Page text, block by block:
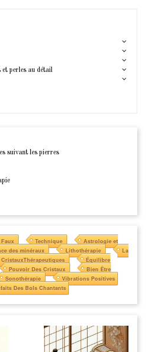
perles au détail
suivant les pierres
Technique
Astrologie et
des minéraux Lithothérapie
La
CristauxThérapeutiques
Équilibre
Pouvoir Des Cristaux
Bien Être
Sonothérapie
Vibrations Positives
Des Bols Chantants